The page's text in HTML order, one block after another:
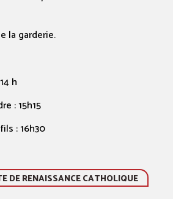
la garderie.
14 h
:15h15
: 16h30
DE RENAISSANCE CATHOLIQUE